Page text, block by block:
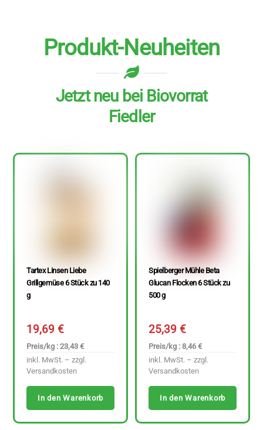
Produkt-Neuheiten
Jetzt neu bei Biovorrat
Fiedler
Tartex Linsen Liebe
Grillgemüse 6 Stück zu 140
g
19,69€
Preis/kg : 23,43 €
inkl. MwSt. – zzgl.
Versandkosten
In den Warenkorb
Spielberger Mühle Beta
Glucan Flocken 6 Stück zu
500 g
25,39€
Preis/kg : 8,46 €
inkl. MwSt. – zzgl.
Versandkosten
In den Warenkorb